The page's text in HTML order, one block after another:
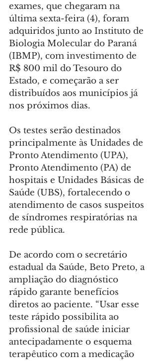
exames, que chegaram na
última sexta-feira (4), foram
adquiridos junto ao Instituto de
Biologia Molecular do Paraná
(IBMP), com investimento de
R$ 800 mil do Tesouro do
Estado, e começarão a ser
distribuídos aos municípios já
nos próximos dias.
Os testes serão destinados
principalmente às Unidades de
Pronto Atendimento (UPA),
Pronto Atendimento (PA) de
hospitais e Unidades Básicas de
Saúde (UBS), fortalecendo o
atendimento de casos suspeitos
de síndromes respiratórias na
rede pública.
De acordo com o secretário
estadual da Saúde, Beto Preto, a
ampliação do diagnóstico
rápido garante benefícios
diretos ao paciente. “Usar esse
teste rápido possibilita ao
profissional de saúde iniciar
antecipadamente o esquema
terapêutico com a medicação